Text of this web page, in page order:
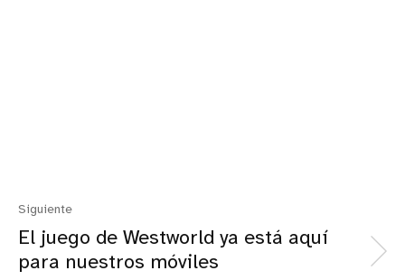
Siguiente
El juego de Westworld ya está aquí
para nuestros móviles